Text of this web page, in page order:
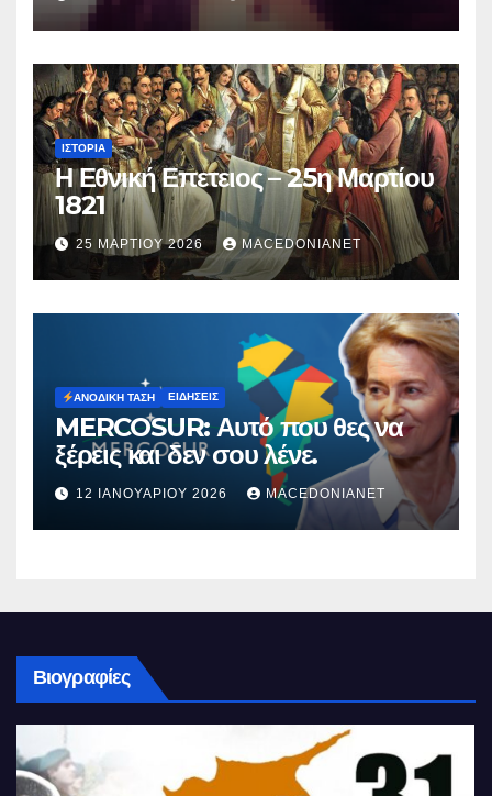
Μυρτούς
ΙΣΤΟΡΊΑ
Η Εθνική Επετειος – 25η Μαρτίου
1821
25 ΜΑΡΤΊΟΥ 2026 MACEDONIANET
ΑΝΟΔΙΚΉ ΤΆΣΗ ΕΙΔΉΣΕΙΣ
MERCOSUR: Αυτό που θες να
ξέρεις και δεν σου λένε.
12 ΙΑΝΟΥΑΡΊΟΥ 2026 MACEDONIANET
Βιογραφίες